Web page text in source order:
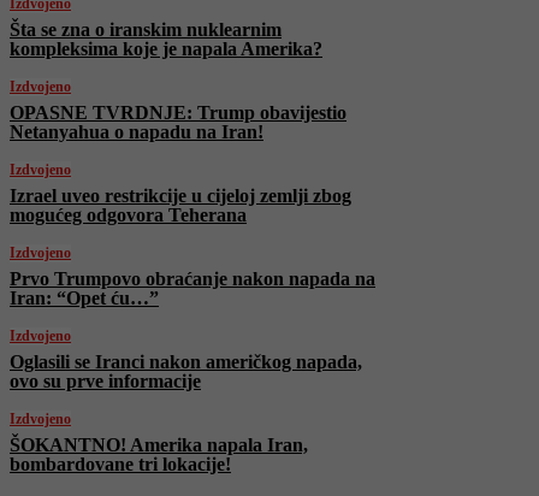
Izdvojeno
Šta se zna o iranskim nuklearnim
kompleksima koje je napala Amerika?
Izdvojeno
OPASNE TVRDNJE: Trump obavijestio
Netanyahua o napadu na Iran!
Izdvojeno
Izrael uveo restrikcije u cijeloj zemlji zbog
mogućeg odgovora Teherana
Izdvojeno
Prvo Trumpovo obraćanje nakon napada na
Iran: “Opet ću…”
Izdvojeno
Oglasili se Iranci nakon američkog napada,
ovo su prve informacije
Izdvojeno
ŠOKANTNO! Amerika napala Iran,
bombardovane tri lokacije!